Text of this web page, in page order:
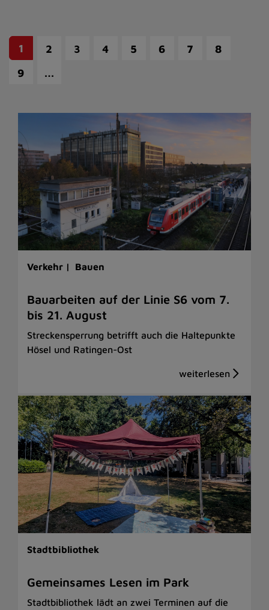
1 2 3 4 5 6 7
8
9
…
Verkehr | Bauen
Bauarbeiten auf der Linie S6 vom 7.
bis 21. August
Streckensperrung betrifft auch die Haltepunkte
Hösel und Ratingen-Ost
Stadtbibliothek
Gemeinsames Lesen im Park
Stadtbibliothek lädt an zwei Terminen auf die